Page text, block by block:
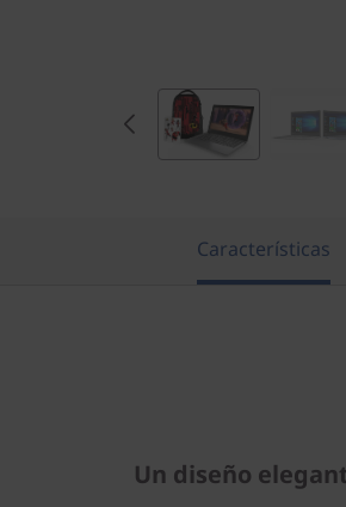
Características
Un diseño